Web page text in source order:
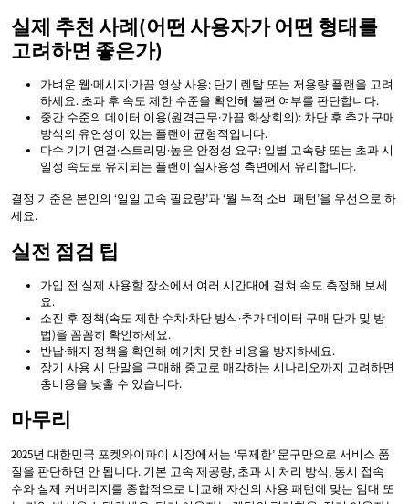
실제 추천 사례(어떤 사용자가 어떤 형태를
고려하면 좋은가)
가벼운 웹·메시지·가끔 영상 사용: 단기 렌탈 또는 저용량 플랜을 고려
하세요. 초과 후 속도 제한 수준을 확인해 불편 여부를 판단합니다.
중간 수준의 데이터 이용(원격근무·가끔 화상회의): 차단 후 추가 구매
방식의 유연성이 있는 플랜이 균형적입니다.
다수 기기 연결·스트리밍·높은 안정성 요구: 일별 고속량 또는 초과 시
일정 속도로 유지되는 플랜이 실사용성 측면에서 유리합니다.
결정 기준은 본인의 ‘일일 고속 필요량’과 ‘월 누적 소비 패턴’을 우선으로 하
세요.
실전 점검 팁
가입 전 실제 사용할 장소에서 여러 시간대에 걸쳐 속도 측정해 보세
요.
소진 후 정책(속도 제한 수치·차단 방식·추가 데이터 구매 단가 및 방
법)을 꼼꼼히 확인하세요.
반납·해지 정책을 확인해 예기치 못한 비용을 방지하세요.
장기 사용 시 단말을 구매해 중고로 매각하는 시나리오까지 고려하면
총비용을 낮출 수 있습니다.
마무리
2025년 대한민국 포켓와이파이 시장에서는 ‘무제한’ 문구만으로 서비스 품
질을 판단하면 안 됩니다. 기본 고속 제공량, 초과 시 처리 방식, 동시 접속
수와 실제 커버리지를 종합적으로 비교해 자신의 사용 패턴에 맞는 임대 또